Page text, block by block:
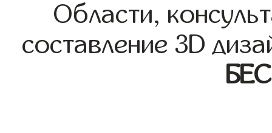
Области,
составление 3D